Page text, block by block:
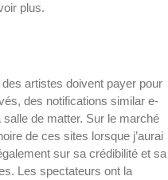
plus.
des artistes doivent payer pour
des notifications similar e-
de matter. Sur le marché
de ces sites lorsque j’aurai
sur sa crédibilité et sa
Les spectateurs ont la